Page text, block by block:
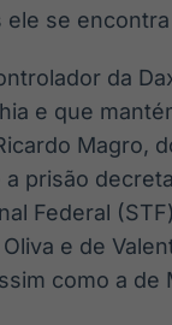
ele se
da
e que
Magro,
prisão
Federal
e de
como a de